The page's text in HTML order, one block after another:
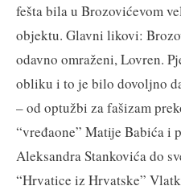
fešta bila u Brozovićevom
objektu. Glavni likovi:
odavno omraženi, Lovren.
obliku i to je bilo dovoljno
– od optužbi za fašizam
“vređaone” Matije Babića i
Aleksandra Stankovića do
“Hrvatice iz Hrvatske”